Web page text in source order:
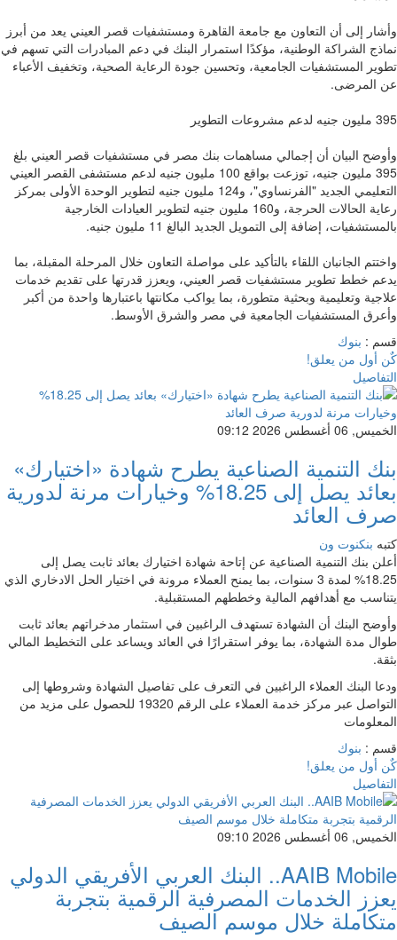
وأشار إلى أن التعاون مع جامعة القاهرة ومستشفيات قصر العيني يعد من أبرز
نماذج الشراكة الوطنية، مؤكدًا استمرار البنك في دعم المبادرات التي تسهم في
تطوير المستشفيات الجامعية، وتحسين جودة الرعاية الصحية، وتخفيف الأعباء
عن المرضى.
395 مليون جنيه لدعم مشروعات التطوير
وأوضح البيان أن إجمالي مساهمات بنك مصر في مستشفيات قصر العيني بلغ
395 مليون جنيه، توزعت بواقع 100 مليون جنيه لدعم مستشفى القصر العيني
التعليمي الجديد "الفرنساوي"، و124 مليون جنيه لتطوير الوحدة الأولى بمركز
رعاية الحالات الحرجة، و160 مليون جنيه لتطوير العيادات الخارجية
بالمستشفيات، إضافة إلى التمويل الجديد البالغ 11 مليون جنيه.
واختتم الجانبان اللقاء بالتأكيد على مواصلة التعاون خلال المرحلة المقبلة، بما
يدعم خطط تطوير مستشفيات قصر العيني، ويعزز قدرتها على تقديم خدمات
علاجية وتعليمية وبحثية متطورة، بما يواكب مكانتها باعتبارها واحدة من أكبر
وأعرق المستشفيات الجامعية في مصر والشرق الأوسط.
قسم : بنوك
كٌن أول من يعلق!
التفاصيل
الخميس, 06 أغسطس 2026 09:12
بنك التنمية الصناعية يطرح شهادة «اختيارك»
بعائد يصل إلى 18.25% وخيارات مرنة لدورية
صرف العائد
كتبه بنكنوت ون
أعلن بنك التنمية الصناعية عن إتاحة شهادة اختيارك بعائد ثابت يصل إلى
18.25% لمدة 3 سنوات، بما يمنح العملاء مرونة في اختيار الحل الادخاري الذي
يتناسب مع أهدافهم المالية وخططهم المستقبلية.
وأوضح البنك أن الشهادة تستهدف الراغبين في استثمار مدخراتهم بعائد ثابت
طوال مدة الشهادة، بما يوفر استقرارًا في العائد ويساعد على التخطيط المالي
بثقة.
ودعا البنك العملاء الراغبين في التعرف على تفاصيل الشهادة وشروطها إلى
التواصل عبر مركز خدمة العملاء على الرقم 19320 للحصول على مزيد من
المعلومات
قسم : بنوك
كٌن أول من يعلق!
التفاصيل
الخميس, 06 أغسطس 2026 09:10
AAIB Mobile.. البنك العربي الأفريقي الدولي
يعزز الخدمات المصرفية الرقمية بتجربة
متكاملة خلال موسم الصيف